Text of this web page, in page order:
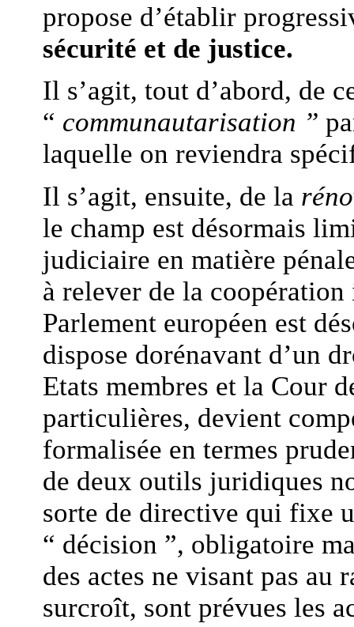
propose d’établir
sécurité et de justice.
Il s’agit, tout d’abord, de
“ communautarisation ”
laquelle on reviendra
Il s’agit, ensuite, de la
le champ est désormais
judiciaire en matière
à relever de la
Parlement européen est
dispose dorénavant d’un
Etats membres et la Cour
particulières, devient
formalisée en termes
de deux outils juridiques
sorte de directive qui fixe
“ décision ”, obligatoire
des actes ne visant pas au
surcroît, sont prévues les